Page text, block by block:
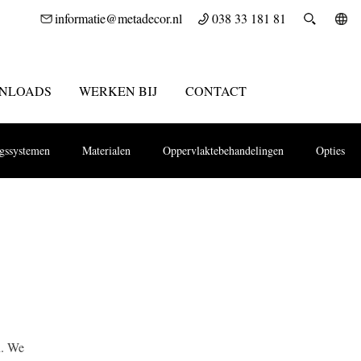
informatie@metadecor.nl 038 33 181 81
WERKEN BIJ CONTACT
Materialen Oppervlaktebehandelingen Opties
We